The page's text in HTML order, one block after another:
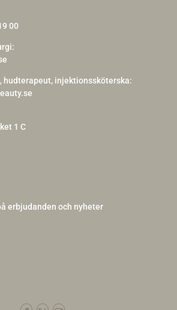
00
hudterapeut, injektionssköterska:
1 C
erbjudanden och nyheter